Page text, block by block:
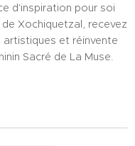
d'inspiration pour soi
Xochiquetzal, recevez
artistiques et réinvente
Sacré de La Muse.